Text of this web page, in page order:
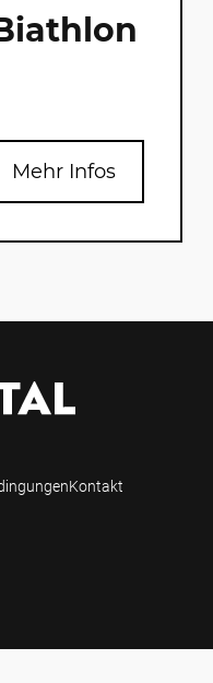
Mehr Infos
Kontakt